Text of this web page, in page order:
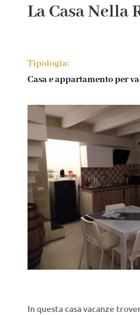
La Casa Nella
Tipologia:
Casa e appartamento per
In questa casa vacanze